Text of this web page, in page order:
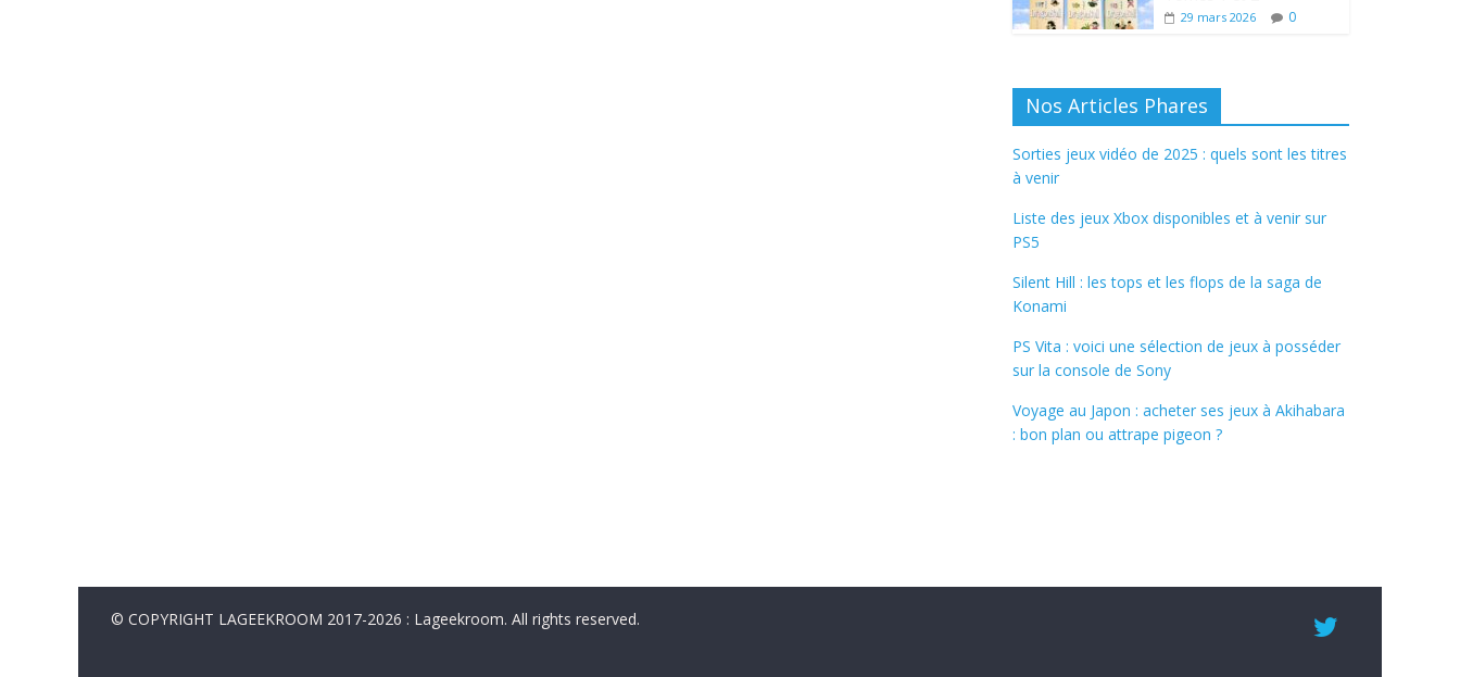
29 mars 2026 0
Nos Articles Phares
Sorties jeux vidéo de 2025 : quels sont les titres
à venir
Liste des jeux Xbox disponibles et à venir sur
PS5
Silent Hill : les tops et les flops de la saga de
Konami
PS Vita : voici une sélection de jeux à posséder
sur la console de Sony
Voyage au Japon : acheter ses jeux à Akihabara
: bon plan ou attrape pigeon ?
© COPYRIGHT LAGEEKROOM 2017-2026 : Lageekroom. All rights reserved.